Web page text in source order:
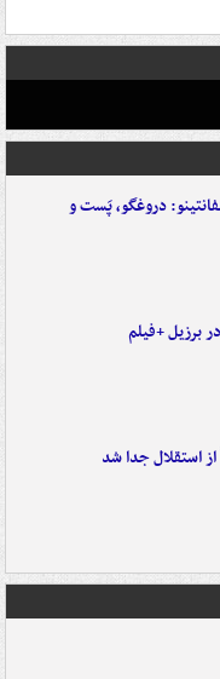
دروغگو، پَست‌ و
برزیل +فیلم
استقلال جدا شد